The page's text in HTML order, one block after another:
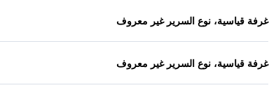
غرفة قياسية، نوع السرير غير معروف
غرفة قياسية، نوع السرير غير معروف